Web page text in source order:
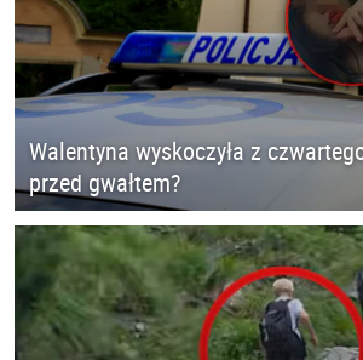
Walentyna wyskoczyła z
przed gwałtem?